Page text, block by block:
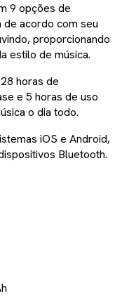
9 opções de
de acordo com seu
proporcionando
estilo de música.
horas de
e 5 horas de uso
o dia todo.
iOS e Android,
Bluetooth.